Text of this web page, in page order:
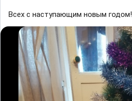
Всех с наступающим новым годом!